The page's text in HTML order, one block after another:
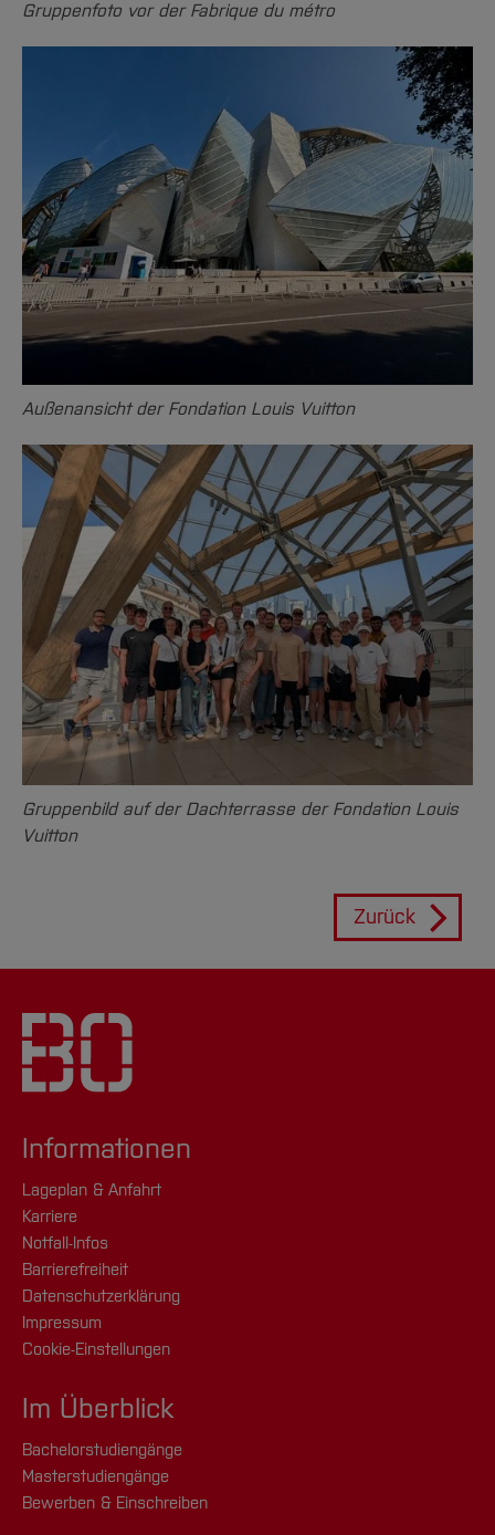
Gruppenfoto vor der Fabrique du métro
Außenansicht der Fondation Louis Vuitton
Gruppenbild auf der Dachterrasse der Fondation Louis
Vuitton
Zurück
Informationen
Lageplan & Anfahrt
Karriere
Notfall-Infos
Barrierefreiheit
Datenschutzerklärung
Impressum
Cookie-Einstellungen
Im Überblick
Bachelorstudiengänge
Masterstudiengänge
Bewerben & Einschreiben